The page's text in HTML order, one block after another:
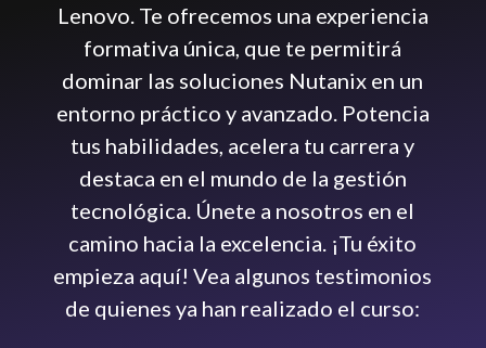
Lenovo. Te ofrecemos una experiencia
formativa única, que te permitirá
dominar las soluciones Nutanix en un
entorno práctico y avanzado. Potencia
tus habilidades, acelera tu carrera y
destaca en el mundo de la gestión
tecnológica. Únete a nosotros en el
camino hacia la excelencia. ¡Tu éxito
empieza aquí! Vea algunos testimonios
de quienes ya han realizado el curso: